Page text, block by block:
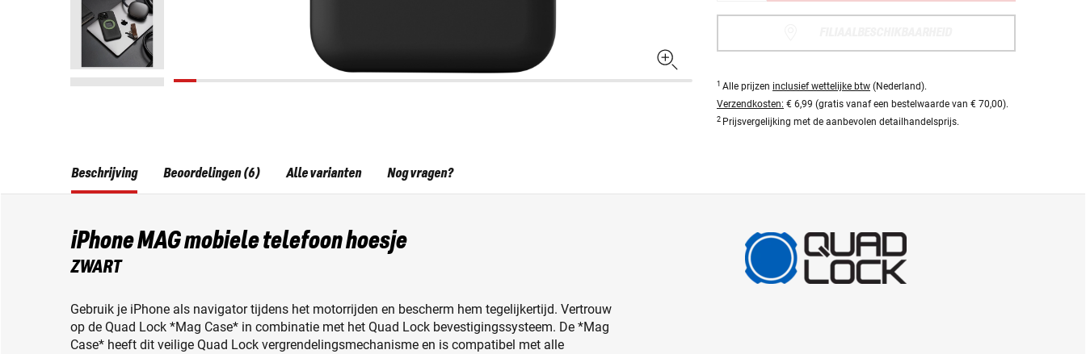
1 Alle prijzen inclusief wettelijke btw (Nederland).
Verzendkosten: € 6,99 (gratis vanaf een bestelwaarde van € 70,00).
2 Prijsvergelijking met de aanbevolen detailhandelsprijs.
Beschrijving
iPhone MAG mobiele telefoon hoesje
ZWART
Gebruik je iPhone als navigator tijdens het motorrijden en bescherm hem tegelijkertijd. Vertrouw
op de Quad Lock *Mag Case* in combinatie met het Quad Lock bevestigingssysteem. De *Mag
Case* heeft dit veilige Quad Lock vergrendelingsmechanisme en is compatibel met alle
Beoordelingen (6) Alle varianten Nog vragen?